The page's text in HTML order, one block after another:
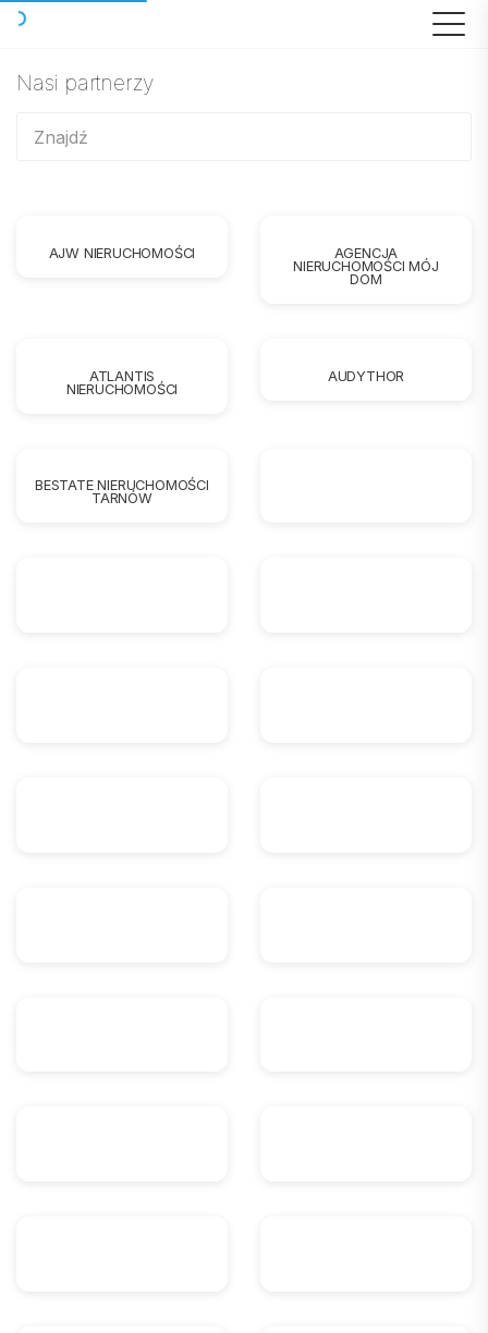
Nasi partnerzy
AJW NIERUCHOMOŚCI
AGENCJA
NIERUCHOMOŚCI MÓJ
DOM
ATLANTIS
NIERUCHOMOŚCI
AUDYTHOR
BESTATE NIERUCHOMOŚCI
TARNÓW